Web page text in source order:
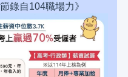
節錄自104職場力》